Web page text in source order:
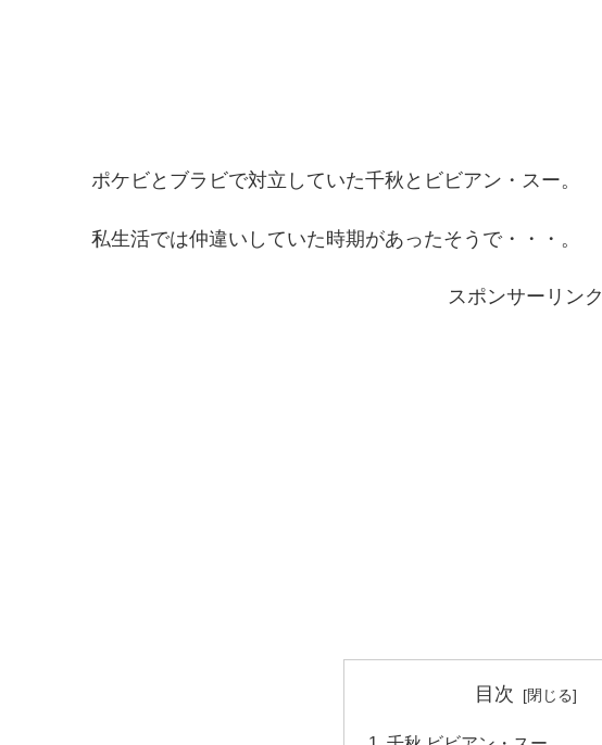
ポケビとブラビで対立していた千秋とビビアン・スー。
私生活では仲違いしていた時期があったそうで・・・。
スポンサーリンク
目次